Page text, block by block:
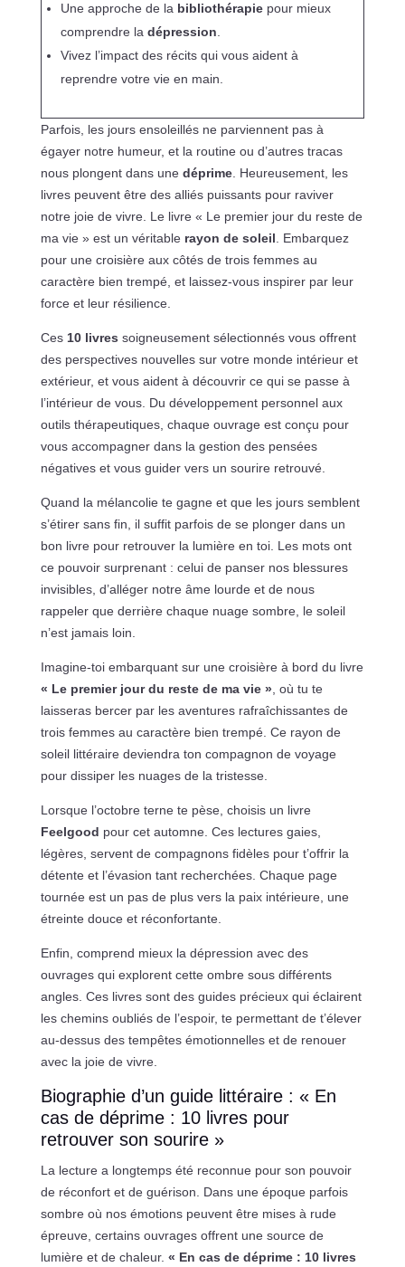
Une approche de la bibliothérapiepour mieux
comprendre la dépression.
Vivez l’impact des récits qui vous aident à
reprendre votre vie en main.
Parfois, les jours ensoleillés ne parviennent pas à
égayer notre humeur, et la routine ou d’autres tracas
nous plongent dans une déprime. Heureusement, les
livres peuvent être des alliés puissants pour raviver
notre joie de vivre. Le livre « Le premier jour du reste de
ma vie » est un véritable rayon de soleil. Embarquez
pour une croisière aux côtés de trois femmes au
caractère bien trempé, et laissez-vous inspirer par leur
force et leur résilience.
Ces 10 livres soigneusement sélectionnés vous offrent
des perspectives nouvelles sur votre monde intérieur et
extérieur, et vous aident à découvrir ce qui se passe à
l’intérieur de vous. Du développement personnel aux
outils thérapeutiques, chaque ouvrage est conçu pour
vous accompagner dans la gestion des pensées
négatives et vous guider vers un sourire retrouvé.
Quand la mélancolie te gagne et que les jours semblent
s’étirer sans fin, il suffit parfois de se plonger dans un
bon livre pour retrouver la lumière en toi. Les mots ont
ce pouvoir surprenant : celui de panser nos blessures
invisibles, d’alléger notre âme lourde et de nous
rappeler que derrière chaque nuage sombre, le soleil
n’est jamais loin.
Imagine-toi embarquant sur une croisière à bord du livre
« Le premier jour du reste de ma vie », où tu te
laisseras bercer par les aventures rafraîchissantes de
trois femmes au caractère bien trempé. Ce rayon de
soleil littéraire deviendra ton compagnon de voyage
pour dissiper les nuages de la tristesse.
Lorsque l’octobre terne te pèse, choisis un livre
Feelgood pour cet automne. Ces lectures gaies,
légères, servent de compagnons fidèles pour t’offrir la
détente et l’évasion tant recherchées. Chaque page
tournée est un pas de plus vers la paix intérieure, une
étreinte douce et réconfortante.
Enfin, comprend mieux la dépression avec des
ouvrages qui explorent cette ombre sous différents
angles. Ces livres sont des guides précieux qui éclairent
les chemins oubliés de l’espoir, te permettant de t’élever
au-dessus des tempêtes émotionnelles et de renouer
avec la joie de vivre.
Biographie d’un guide littéraire : « En
cas de déprime : 10 livres pour
retrouver son sourire »
La lecture a longtemps été reconnue pour son pouvoir
de réconfort et de guérison. Dans une époque parfois
sombre où nos émotions peuvent être mises à rude
épreuve, certains ouvrages offrent une source de
lumière et de chaleur. « En cas de déprime : 10 livres